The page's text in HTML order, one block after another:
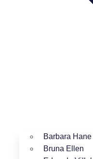
Barbara Hane
Bruna Ellen